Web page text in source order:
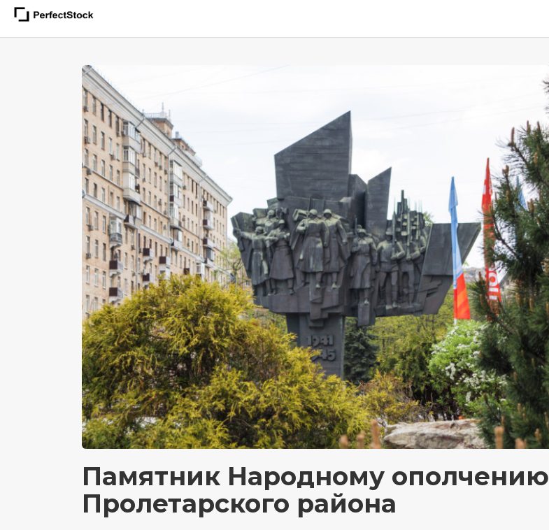
Памятник Народному ополчению
Пролетарского района